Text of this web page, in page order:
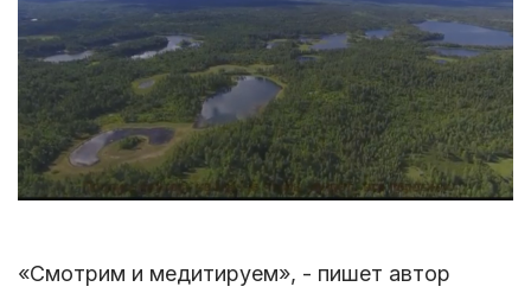
«Смотрим и медитируем», - пишет автор